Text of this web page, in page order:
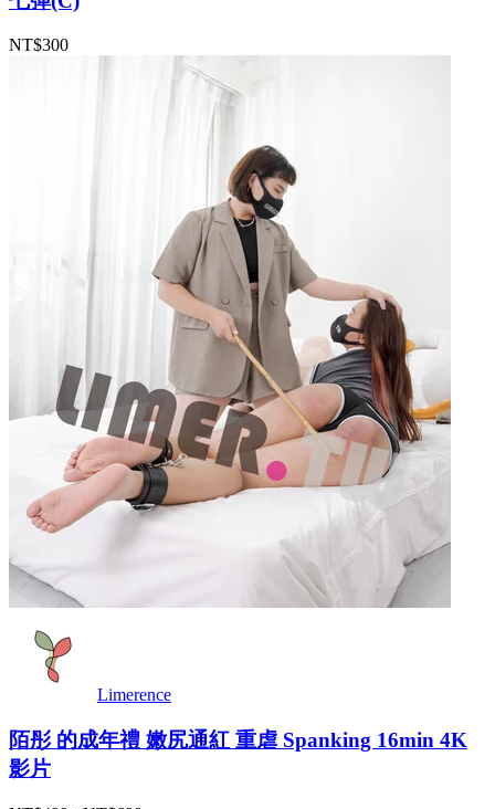
NT$300
Limerence
陌彤 的成年禮 嫩尻通紅 重虐 Spanking 16min 4K
影片